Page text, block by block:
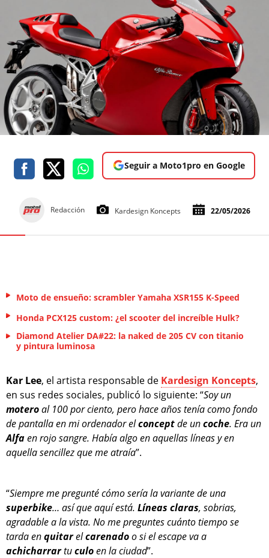
Seguir a Moto1pro en Google
Redacción Kardesign Koncepts 22/05/2026
Moto de ensueño: scrambler Yamaha XSR155 K-Speed
Honda PCX125 custom: ¿el scooter del increíble Hulk?
Diamond Atelier DA#22: la naked de 205 CV con titanio
y pintura luminosa
Kar Lee, el artista responsable de Kardesign Koncepts,
en sus redes sociales, publicó lo siguiente: “Soy un
moteroal 100 por ciento, pero hace años tenía como fondo
de pantalla en mi ordenador elconceptde uncoche. Era un
Alfaen rojo sangre. Había algo en aquellas líneas y en
aquella sencillez que me atraía”.
“Siempre me pregunté cómo sería la variante de una
superbike… así que aquí está. Líneas claras, sobrias,
agradable a la vista. No me preguntes cuánto tiempo se
tarda enquitarelcarenadoo si el escape va a
achicharrartuculoen la ciudad”.